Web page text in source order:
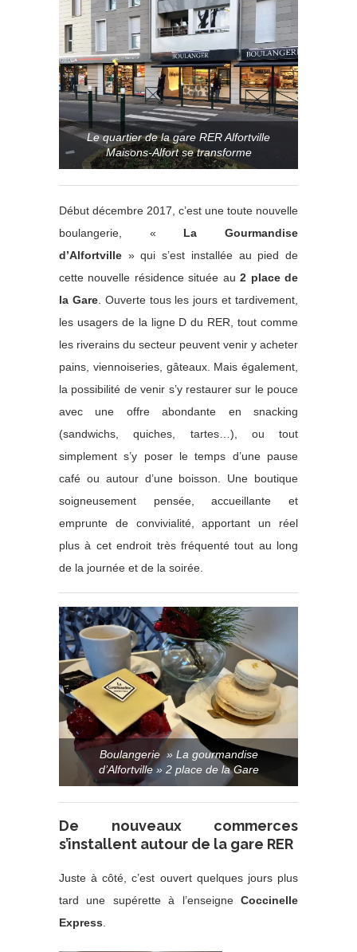
Le quartier de la gare RER Alfortville
Maisons-Alfort se transforme
Début décembre 2017, c’est une toute nouvelle
boulangerie, « La Gourmandise
d’Alfortville » qui s’est installée au pied de
cette nouvelle résidence située au2 place de
la Gare. Ouverte tous les jours et tardivement,
les usagers de la ligne D du RER, tout comme
les riverains du secteur peuvent venir y acheter
pains, viennoiseries, gâteaux. Mais également,
la possibilité de venir s’y restaurer sur le pouce
avec une offre abondante en snacking
(sandwichs, quiches, tartes…), ou tout
simplement s’y poser le temps d’une pause
café ou autour d’une boisson. Une boutique
soigneusement pensée, accueillante et
emprunte de convivialité, apportant un réel
plus à cet endroit très fréquenté tout au long
de la journée et de la soirée.
Boulangerie » La gourmandise
d’Alfortville » 2 place de la Gare
De nouveaux commerces
s’installent autour de la gare RER
Juste à côté, c’est ouvert quelques jours plus
tard une supérette à l’enseigne Coccinelle
Express.